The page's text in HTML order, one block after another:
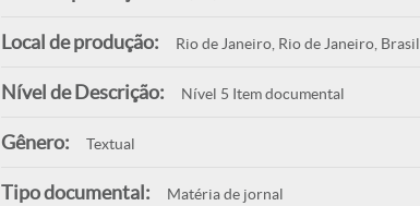
Local de produção: Rio de Janeiro, Rio de Janeiro, Brasil
Nível de Descrição: Nível 5 Item documental
Gênero: Textual
Tipo documental: Matéria de jornal